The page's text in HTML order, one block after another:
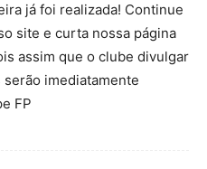
já foi realizada! Continue
site e curta nossa página
assim que o clube divulgar
serão imediatamente
FP